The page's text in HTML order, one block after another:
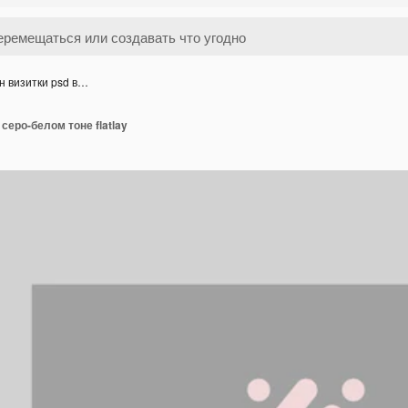
визитки psd в…
белом тоне flatlay